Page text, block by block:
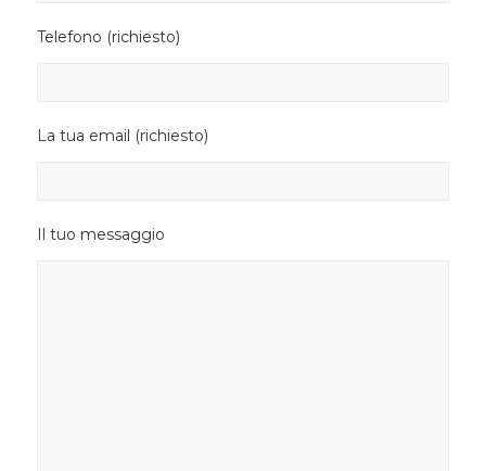
Telefono (richiesto)
La tua email (richiesto)
Il tuo messaggio